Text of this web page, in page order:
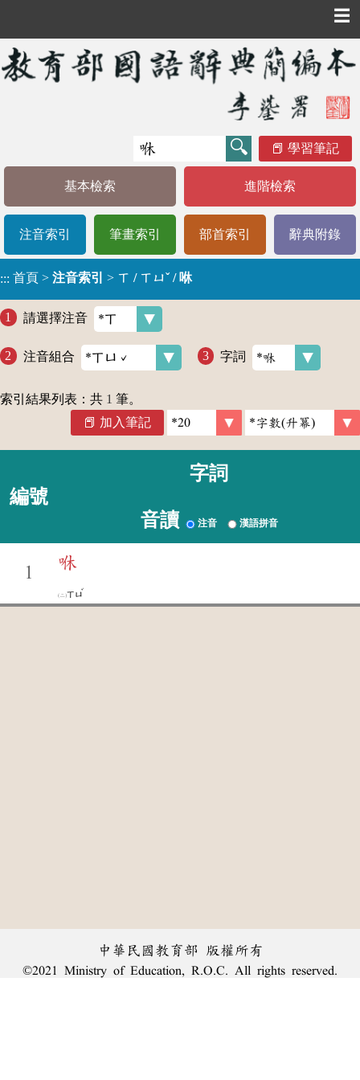
☰
學習筆記
基本檢索 進階檢索
注音索引 筆畫索引 部首索引 辭典附錄
::: 首頁 > 注音索引 > ㄒ / ㄒㄩˇ / 咻
請選擇注音
注音組合 字詞
索引結果列表：共 1 筆。
加入筆記
編號
字詞
音讀 注音 漢語拼音
1
咻
ㄒㄩ
ˇ
中華民國教育部 版權所有
©2021 Ministry of Education, R.O.C. All rights reserved.